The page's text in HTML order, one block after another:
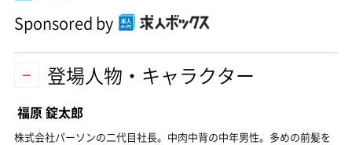
Sponsored by
登場人物・キャラクター
福原 錠太郎
株式会社パーソンの二代目社長。中肉中背の中年男性。多めの前髪を